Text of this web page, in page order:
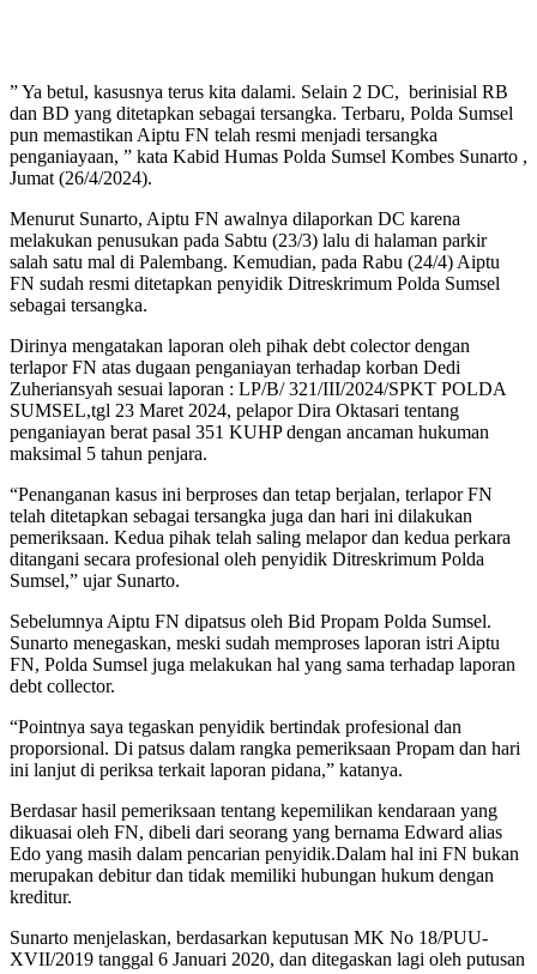
” Ya betul, kasusnya terus kita dalami. Selain 2 DC, berinisial RB
dan BD yang ditetapkan sebagai tersangka. Terbaru, Polda Sumsel
pun memastikan Aiptu FN telah resmi menjadi tersangka
penganiayaan, ” kata Kabid Humas Polda Sumsel Kombes Sunarto ,
Jumat (26/4/2024).
Menurut Sunarto, Aiptu FN awalnya dilaporkan DC karena
melakukan penusukan pada Sabtu (23/3) lalu di halaman parkir
salah satu mal di Palembang. Kemudian, pada Rabu (24/4) Aiptu
FN sudah resmi ditetapkan penyidik Ditreskrimum Polda Sumsel
sebagai tersangka.
Dirinya mengatakan laporan oleh pihak debt colector dengan
terlapor FN atas dugaan penganiayan terhadap korban Dedi
Zuheriansyah sesuai laporan : LP/B/ 321/III/2024/SPKT POLDA
SUMSEL,tgl 23 Maret 2024, pelapor Dira Oktasari tentang
penganiayan berat pasal 351 KUHP dengan ancaman hukuman
maksimal 5 tahun penjara.
“Penanganan kasus ini berproses dan tetap berjalan, terlapor FN
telah ditetapkan sebagai tersangka juga dan hari ini dilakukan
pemeriksaan. Kedua pihak telah saling melapor dan kedua perkara
ditangani secara profesional oleh penyidik Ditreskrimum Polda
Sumsel,” ujar Sunarto.
Sebelumnya Aiptu FN dipatsus oleh Bid Propam Polda Sumsel.
Sunarto menegaskan, meski sudah memproses laporan istri Aiptu
FN, Polda Sumsel juga melakukan hal yang sama terhadap laporan
debt collector.
“Pointnya saya tegaskan penyidik bertindak profesional dan
proporsional. Di patsus dalam rangka pemeriksaan Propam dan hari
ini lanjut di periksa terkait laporan pidana,” katanya.
Berdasar hasil pemeriksaan tentang kepemilikan kendaraan yang
dikuasai oleh FN, dibeli dari seorang yang bernama Edward alias
Edo yang masih dalam pencarian penyidik.Dalam hal ini FN bukan
merupakan debitur dan tidak memiliki hubungan hukum dengan
kreditur.
Sunarto menjelaskan, berdasarkan keputusan MK No 18/PUU-
XVII/2019 tanggal 6 Januari 2020, dan ditegaskan lagi oleh putusan